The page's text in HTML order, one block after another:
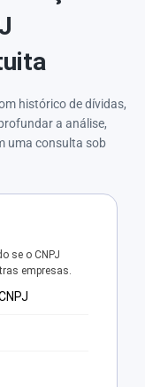
histórico de dívidas,
a análise,
uma consulta sob
se o CNPJ
empresas.